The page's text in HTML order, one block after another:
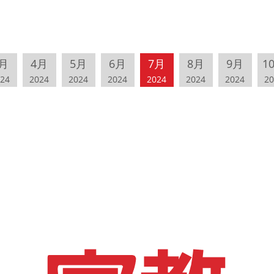
4月
2024
5月
2024
6月
2024
7月
2024
8月
2024
9月
2024